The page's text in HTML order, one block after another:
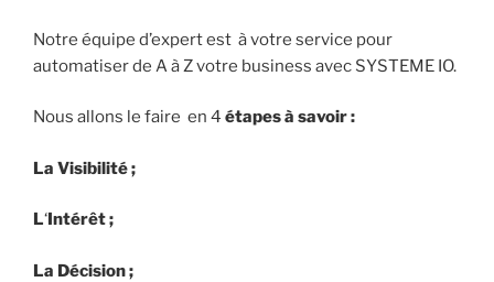
Notre équipe d’expert est à votre service pour
automatiser de A à Z votre business avec SYSTEME IO.
Nous allons le faire en 4 étapes à savoir :
La Visibilité ;
L‘ Intérêt ;
La Décision ;